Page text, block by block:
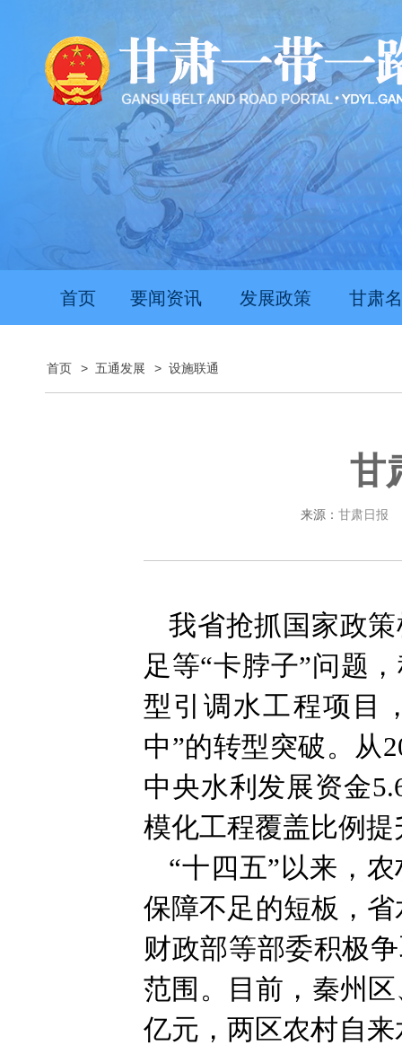
首页 要闻资讯 发展政策 甘肃
首页 > 五通发展 > 设施联通
甘
来源： 甘肃日报
我省抢抓国家政
足等“卡脖子”问题
型引调水工程项目
中”的转型突破。从
中央水利发展资金
模化工程覆盖比例提
“十四五”以来，
保障不足的短板，
财政部等部委积极
范围。目前，秦州
亿元，两区农村自